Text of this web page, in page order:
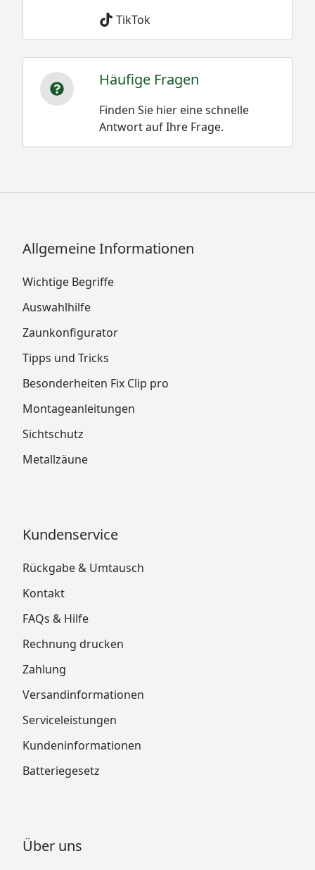
TikTok
Häufige Fragen
Finden Sie hier eine schnelle
Antwort auf Ihre Frage.
Allgemeine Informationen
Wichtige Begriffe
Auswahlhilfe
Zaunkonfigurator
Tipps und Tricks
Besonderheiten Fix Clip pro
Montageanleitungen
Sichtschutz
Metallzäune
Kundenservice
Rückgabe & Umtausch
Kontakt
FAQs & Hilfe
Rechnung drucken
Zahlung
Versandinformationen
Serviceleistungen
Kundeninformationen
Batteriegesetz
Über uns